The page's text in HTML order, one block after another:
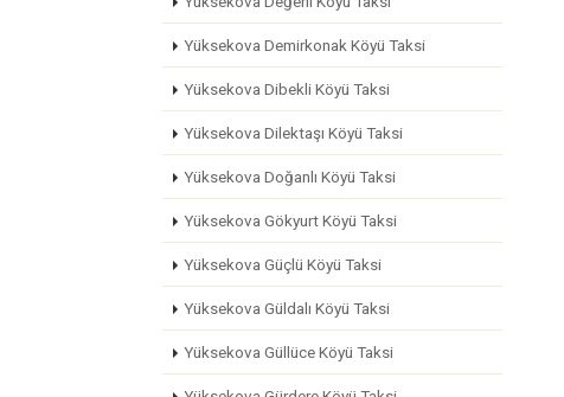
Yüksekova Demirkonak Köyü Taksi
Yüksekova Dibekli Köyü Taksi
Yüksekova Dilektaşı Köyü Taksi
Yüksekova Doğanlı Köyü Taksi
Yüksekova Gökyurt Köyü Taksi
Yüksekova Güçlü Köyü Taksi
Yüksekova Güldalı Köyü Taksi
Yüksekova Güllüce Köyü Taksi